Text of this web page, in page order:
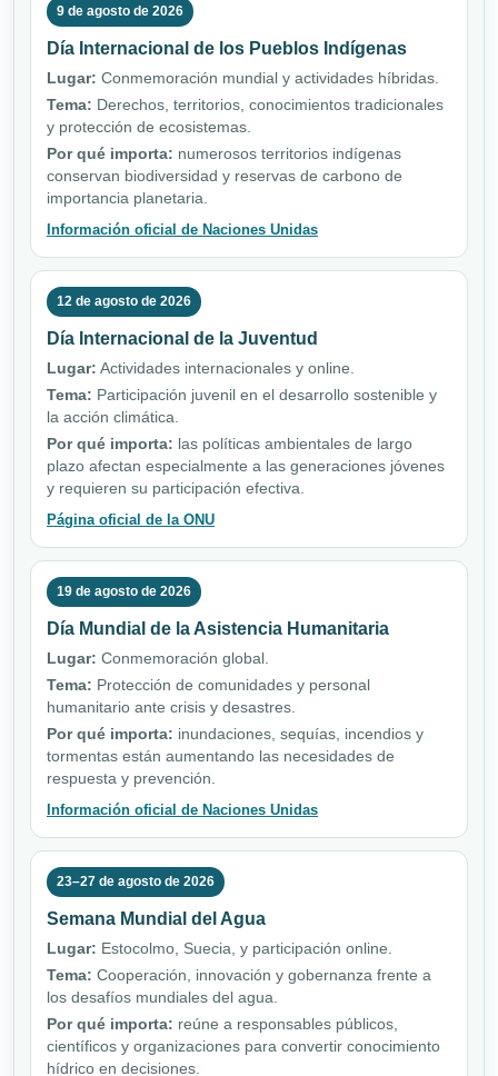
9 de agosto de 2026
Día Internacional de los Pueblos Indígenas
Lugar: Conmemoración mundial y actividades híbridas.
Tema: Derechos, territorios, conocimientos tradicionales
y protección de ecosistemas.
Por qué importa: numerosos territorios indígenas
conservan biodiversidad y reservas de carbono de
importancia planetaria.
Información oficial de Naciones Unidas
12 de agosto de 2026
Día Internacional de la Juventud
Lugar: Actividades internacionales y online.
Tema: Participación juvenil en el desarrollo sostenible y
la acción climática.
Por qué importa: las políticas ambientales de largo
plazo afectan especialmente a las generaciones jóvenes
y requieren su participación efectiva.
Página oficial de la ONU
19 de agosto de 2026
Día Mundial de la Asistencia Humanitaria
Lugar: Conmemoración global.
Tema: Protección de comunidades y personal
humanitario ante crisis y desastres.
Por qué importa: inundaciones, sequías, incendios y
tormentas están aumentando las necesidades de
respuesta y prevención.
Información oficial de Naciones Unidas
23–27 de agosto de 2026
Semana Mundial del Agua
Lugar: Estocolmo, Suecia, y participación online.
Tema: Cooperación, innovación y gobernanza frente a
los desafíos mundiales del agua.
Por qué importa: reúne a responsables públicos,
científicos y organizaciones para convertir conocimiento
hídrico en decisiones.